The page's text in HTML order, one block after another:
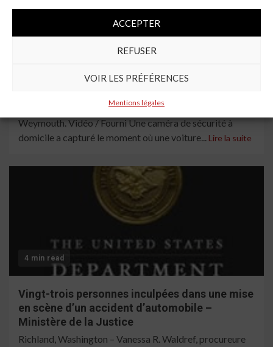
ACCEPTER
REFUSER
VOIR LES PRÉFÉRENCES
Mentions légales
dans un accident de voiture capturé sur la
CCTV capture l’accident de navigation de voiture à
Weymouth. Vidéo / Fourni Une caméra de sécurité à
domicile a capturé le moment où une voiture... Lire la suite
4 min read
Vingt-trois personnes inculpées dans une mise
en scène d’un accident d’automobile –
Ministère de la Justice
Richland, Washington – Vanessa R. Waldref, procureure